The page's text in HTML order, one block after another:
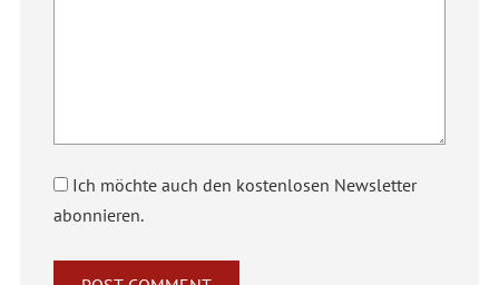
Ich möchte auch den kostenlosen Newsletter
abonnieren.